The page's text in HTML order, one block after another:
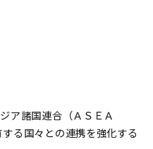
ア諸国連合（ＡＳＥＡ
る国々との連携を強化する